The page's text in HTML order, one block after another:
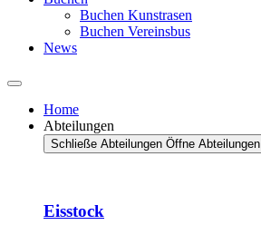
Buchen Kunstrasen
Buchen Vereinsbus
News
Home
Abteilungen
Schließe Abteilungen Öffne Abteilungen
Eisstock